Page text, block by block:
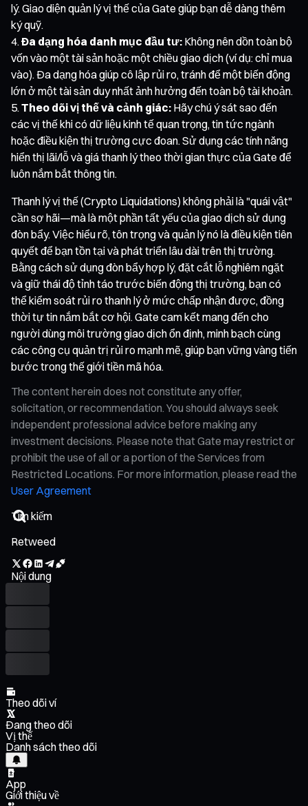
lý. Giao diện quản lý vị thế của Gate giúp bạn dễ dàng thêm
ký quỹ.
Đa dạng hóa danh mục đầu tư: Không nên dồn toàn bộ
vốn vào một tài sản hoặc một chiều giao dịch (ví dụ: chỉ mua
vào). Đa dạng hóa giúp cô lập rủi ro, tránh để một biến động
lớn ở một tài sản duy nhất ảnh hưởng đến toàn bộ tài khoản.
Theo dõi vị thế và cảnh giác: Hãy chú ý sát sao đến
các vị thế khi có dữ liệu kinh tế quan trọng, tin tức ngành
hoặc điều kiện thị trường cực đoan. Sử dụng các tính năng
hiển thị lãi/lỗ và giá thanh lý theo thời gian thực của Gate để
luôn nắm bắt thông tin.
Thanh lý vị thế (Crypto Liquidations) không phải là "quái vật"
cần sợ hãi—mà là một phần tất yếu của giao dịch sử dụng
đòn bẩy. Việc hiểu rõ, tôn trọng và quản lý nó là điều kiện tiên
quyết để bạn tồn tại và phát triển lâu dài trên thị trường.
Bằng cách sử dụng đòn bẩy hợp lý, đặt cắt lỗ nghiêm ngặt
và giữ thái độ tỉnh táo trước biến động thị trường, bạn có
thể kiểm soát rủi ro thanh lý ở mức chấp nhận được, đồng
thời tự tin nắm bắt cơ hội. Gate cam kết mang đến cho
người dùng môi trường giao dịch ổn định, minh bạch cùng
các công cụ quản trị rủi ro mạnh mẽ, giúp bạn vững vàng tiến
bước trong thế giới tiền mã hóa.
The content herein does not constitute any offer,
solicitation, or recommendation. You should always seek
independent professional advice before making any
investment decisions. Please note that Gate may restrict or
prohibit the use of all or a portion of the Services from
Restricted Locations. For more information, please read the
User Agreement
Retweed
Nội dung
Theo dõi ví
Đang theo dõi
Vị thế
Danh sách theo dõi
App
Giới thiệu về